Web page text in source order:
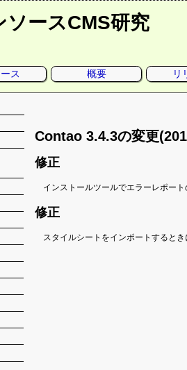
ースCMS研究
ス 概要 リ
Contao 3.4.3の変更
修正
インストールツールでエラーレポー
修正
スタイルシートをインポートすると